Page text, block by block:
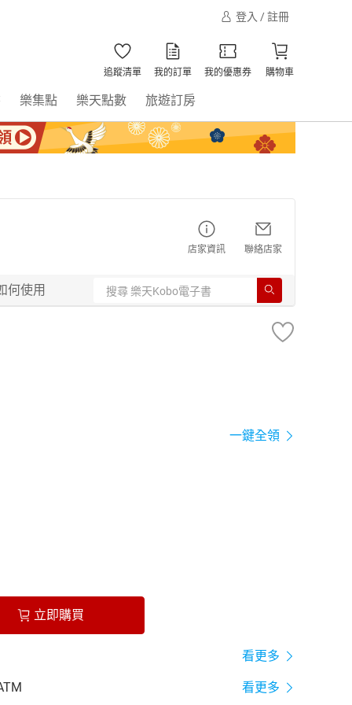
登入 / 註冊
追蹤清單 我的訂單 我的優惠券 購物車
樂集點 樂天點數 旅遊訂房
店家資訊 聯絡店家
何使用
一鍵全領
立即購買
看更多
看更多